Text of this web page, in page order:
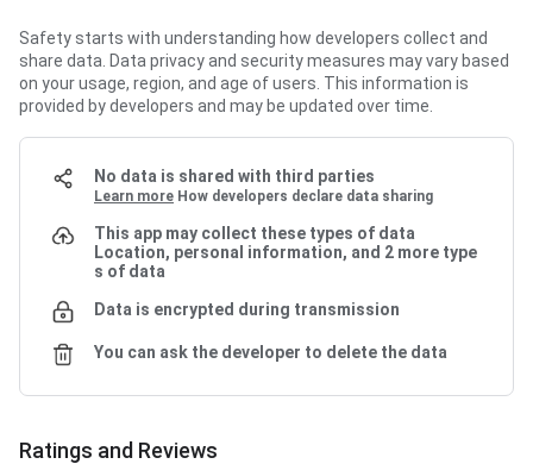
Safety starts with understanding how developers collect and
share data. Data privacy and security measures may vary based
on your usage, region, and age of users. This information is
provided by developers and may be updated over time.
No data is shared with third parties
Learn more How developers declare data sharing
This app may collect these types of data
Location, personal information, and 2 more type
s of data
Data is encrypted during transmission
You can ask the developer to delete the data
Ratings and Reviews